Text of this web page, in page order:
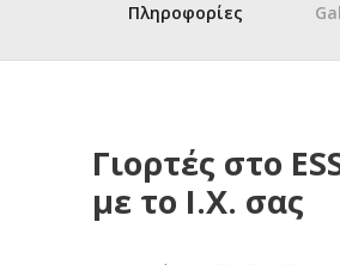
Πληροφορίες
Γιορτές στο
με το Ι.Χ. σας